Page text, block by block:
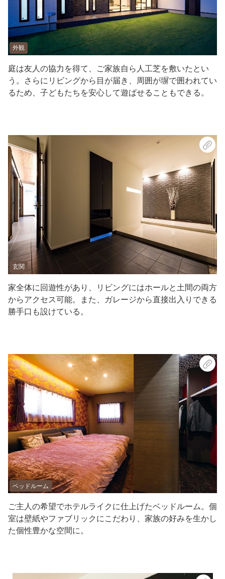
外観
庭は友人の協力を得て、ご家族自ら人工芝を敷いたとい
う。さらにリビングから目が届き、周囲が塀で囲われてい
るため、子どもたちを安心して遊ばせることもできる。
玄関
家全体に回遊性があり、リビングにはホールと土間の両方
からアクセス可能。また、ガレージから直接出入りできる
勝手口も設けている。
ベッドルーム
ご主人の希望でホテルライクに仕上げたベッドルーム。個
室は壁紙やファブリックにこだわり、家族の好みを生かし
た個性豊かな空間に。